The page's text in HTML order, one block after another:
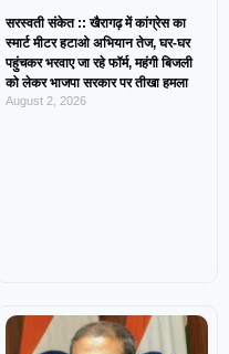
सरस्वती संकेत :: खैरागढ़ में कांग्रेस का
स्मार्ट मीटर हटाओ अभियान तेज, घर-घर
पहुंचकर भरवाए जा रहे फॉर्म, महंगी बिजली
को लेकर भाजपा सरकार पर तीखा हमला
August 2, 2026